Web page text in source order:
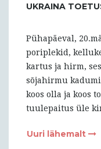
UKRAINA
Pühapäeval,
poriplekid,
kartus ja hirm,
sõjahirmu
koos olla ja koos
tuulepaitus üle
Uuri lähemalt